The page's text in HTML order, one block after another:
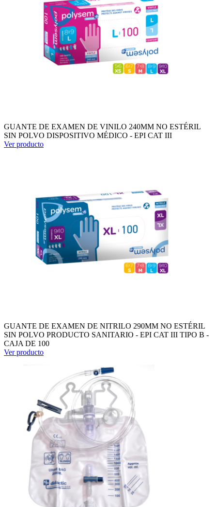
GUANTE DE EXAMEN DE VINILO 240MM NO ESTÉRIL
SIN POLVO DISPOSITIVO MÉDICO - EPI CAT III
Ver producto
GUANTE DE EXAMEN DE NITRILO 290MM NO ESTÉRIL
SIN POLVO PRODUCTO SANITARIO - EPI CAT III TIPO B -
CAJA DE 100
Ver producto